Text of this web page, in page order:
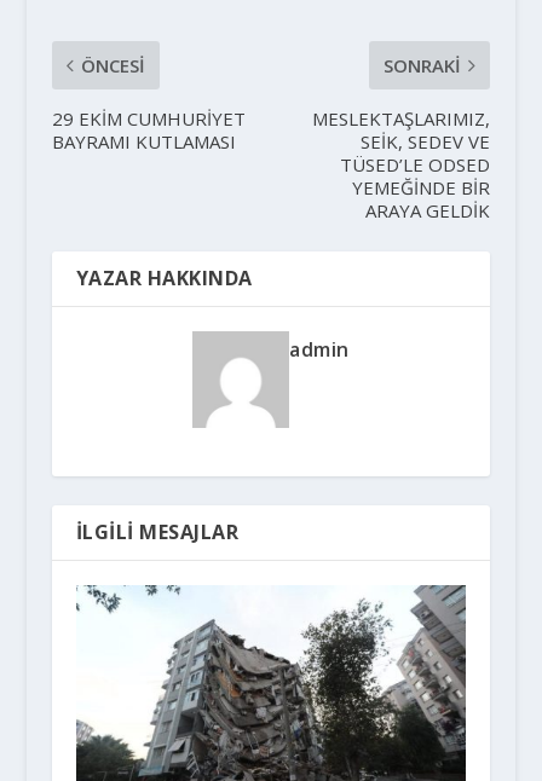
ÖNCESI
29 EKİM CUMHURİYET
BAYRAMI KUTLAMASI
SONRAKI
MESLEKTAŞLARIMIZ,
SEİK, SEDEV VE
TÜSED’LE ODSED
YEMEĞİNDE BİR
ARAYA GELDİK
YAZAR HAKKINDA
admin
İLGILI MESAJLAR